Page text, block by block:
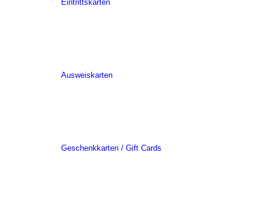
Eintrittskarten
Ausweiskarten
Geschenkkarten / Gift Cards